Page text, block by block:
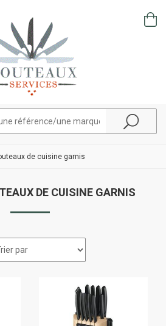
de cuisine garnis
DE CUISINE GARNIS